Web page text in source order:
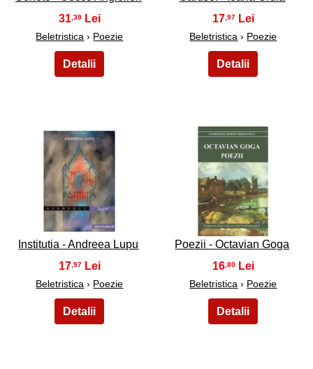
31 ,39
Beletristica › Poezie
17,97
Beletristica › Poezie
33
Institutia - Andreea Lupu
17,97
Beletristica › Poezie
34
Poezii - Octavian Goga
16,80
Beletristica › Poezie